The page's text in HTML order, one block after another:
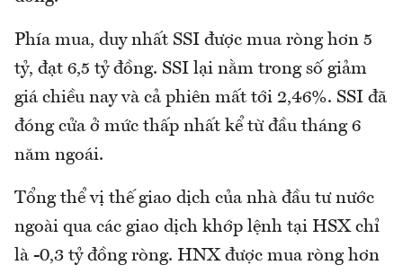
Phía mua, duy nhất SSI được mua ròng hơn 5
tỷ, đạt 6,5 tỷ đồng. SSI lại nằm trong số giảm
giá chiều nay và cả phiên mất tới 2,46%. SSI đã
đóng cửa ở mức thấp nhất kể từ đầu tháng 6
năm ngoái.
Tổng thể vị thế giao dịch của nhà đầu tư nước
ngoài qua các giao dịch khớp lệnh tại HSX chỉ
là -0,3 tỷ đồng ròng. HNX được mua ròng hơn